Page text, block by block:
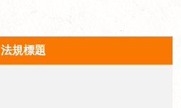
法規標題